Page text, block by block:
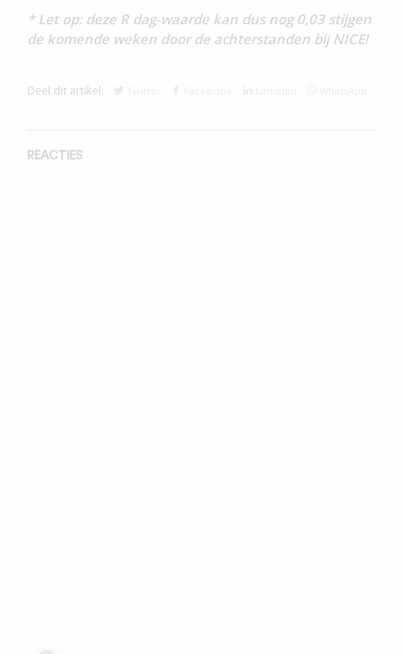
* Let op: deze R dag-waarde kan dus nog 0,03 stijgen
de komende weken door de achterstanden bij NICE!
Deel dit artikel:
REACTIES